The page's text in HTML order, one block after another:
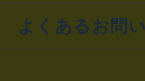
よくあるお問